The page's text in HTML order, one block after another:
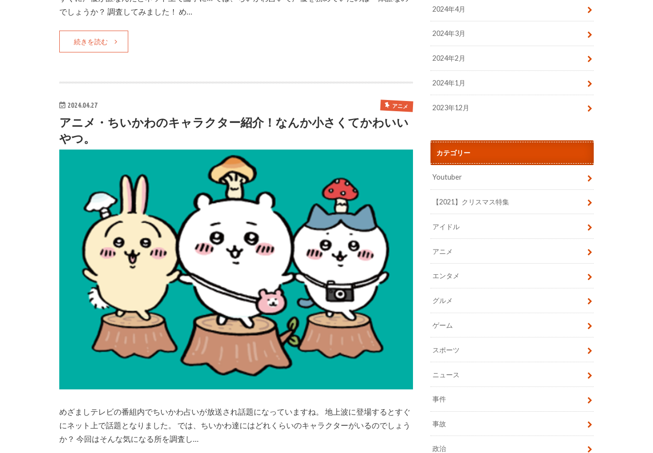
でしょうか？ 調査してみました！ め…
続きを読む
2024.04.27 アニメ
アニメ・ちいかわのキャラクター紹介！なんか小さくてかわいい
やつ。
めざましテレビの番組内でちいかわ占いが放送され話題になっていますね。 地上波に登場するとすぐ
にネット上で話題となりました。 では、ちいかわ達にはどれくらいのキャラクターがいるのでしょう
か？ 今回はそんな気になる所を調査し…
2024年4月
2024年3月
2024年2月
2024年1月
2023年12月
カテゴリー
Youtuber
【2021】クリスマス特集
アイドル
アニメ
エンタメ
グルメ
ゲーム
スポーツ
ニュース
事件
事故
政治